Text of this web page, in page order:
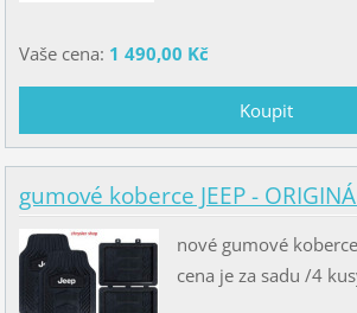
Vaše cena: 1 490,00 Kč
gumové koberce JEEP -
nové gumové
cena je za sadu /4